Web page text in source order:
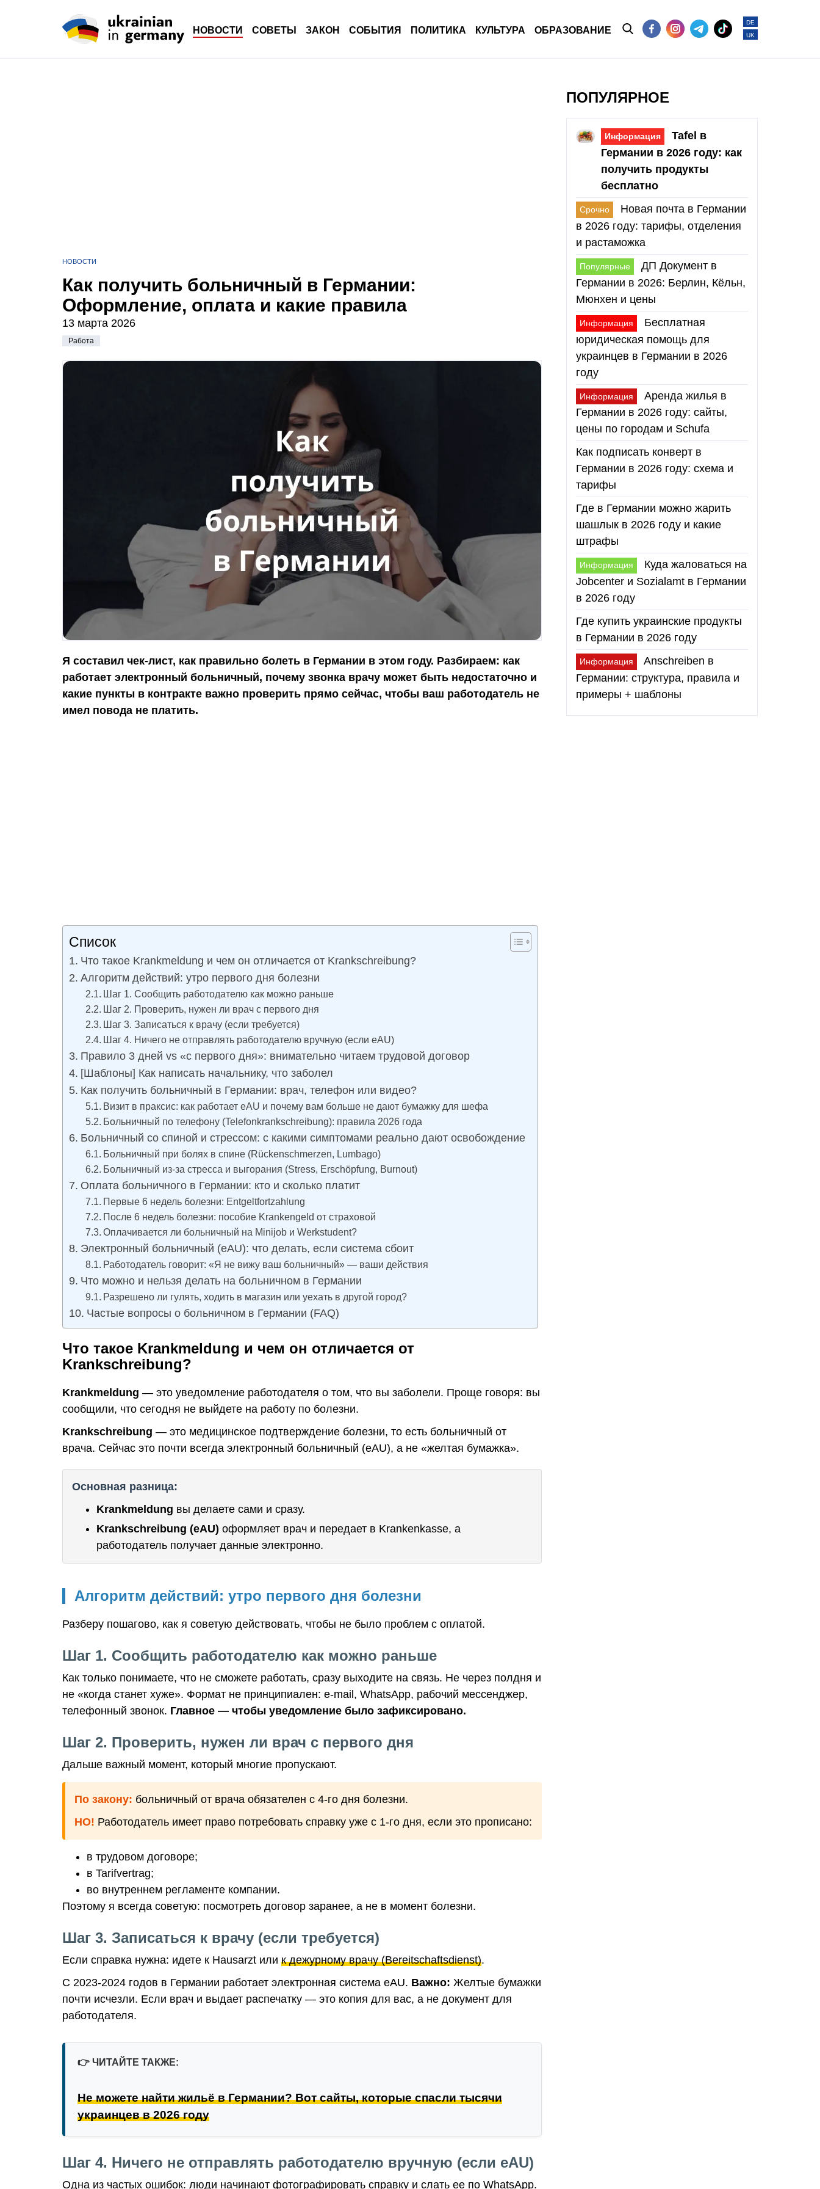
НОВОСТИ СОВЕТЫ ЗАКОН СОБЫТИЯ ПОЛИТИКА КУЛЬТУРА ОБРАЗОВАНИЕ
DE
UK
НОВОСТИ
Как получить больничный в Германии:
Оформление, оплата и какие правила
13 марта 2026
Работа
Я составил чек-лист, как правильно болеть в Германии в этом году. Разбираем: как
работает электронный больничный, почему звонка врачу может быть недостаточно и
какие пункты в контракте важно проверить прямо сейчас, чтобы ваш работодатель не
имел повода не платить.
Список
Что такое Krankmeldung и чем он отличается от Krankschreibung?
Алгоритм действий: утро первого дня болезни
Шаг 1. Сообщить работодателю как можно раньше
Шаг 2. Проверить, нужен ли врач с первого дня
Шаг 3. Записаться к врачу (если требуется)
Шаг 4. Ничего не отправлять работодателю вручную (если eAU)
Правило 3 дней vs «с первого дня»: внимательно читаем трудовой договор
[Шаблоны] Как написать начальнику, что заболел
Как получить больничный в Германии: врач, телефон или видео?
Визит в праксис: как работает eAU и почему вам больше не дают бумажку для шефа
Больничный по телефону (Telefonkrankschreibung): правила 2026 года
Больничный со спиной и стрессом: с какими симптомами реально дают освобождение
Больничный при болях в спине (Rückenschmerzen, Lumbago)
Больничный из-за стресса и выгорания (Stress, Erschöpfung, Burnout)
Оплата больничного в Германии: кто и сколько платит
Первые 6 недель болезни: Entgeltfortzahlung
После 6 недель болезни: пособие Krankengeld от страховой
Оплачивается ли больничный на Minijob и Werkstudent?
Электронный больничный (eAU): что делать, если система сбоит
Работодатель говорит: «Я не вижу ваш больничный» — ваши действия
Что можно и нельзя делать на больничном в Германии
Разрешено ли гулять, ходить в магазин или уехать в другой город?
Частые вопросы о больничном в Германии (FAQ)
Что такое Krankmeldung и чем он отличается от
Krankschreibung?
Krankmeldung — это уведомление работодателя о том, что вы заболели. Проще говоря: вы
сообщили, что сегодня не выйдете на работу по болезни.
Krankschreibung — это медицинское подтверждение болезни, то есть больничный от
врача. Сейчас это почти всегда электронный больничный (eAU), а не «желтая бумажка».
Основная разница:
Krankmeldung вы делаете сами и сразу.
Krankschreibung (eAU) оформляет врач и передает в Krankenkasse, а
работодатель получает данные электронно.
Алгоритм действий: утро первого дня болезни
Разберу пошагово, как я советую действовать, чтобы не было проблем с оплатой.
Шаг 1. Сообщить работодателю как можно раньше
Как только понимаете, что не сможете работать, сразу выходите на связь. Не через полдня и
не «когда станет хуже». Формат не принципиален: e-mail, WhatsApp, рабочий мессенджер,
телефонный звонок. Главное — чтобы уведомление было зафиксировано.
Шаг 2. Проверить, нужен ли врач с первого дня
Дальше важный момент, который многие пропускают.
По закону: больничный от врача обязателен с 4-го дня болезни.
НО! Работодатель имеет право потребовать справку уже с 1-го дня, если это прописано:
в трудовом договоре;
в Tarifvertrag;
во внутреннем регламенте компании.
Поэтому я всегда советую: посмотреть договор заранее, а не в момент болезни.
Шаг 3. Записаться к врачу (если требуется)
Если справка нужна: идете к Hausarzt или к дежурному врачу (Bereitschaftsdienst).
С 2023-2024 годов в Германии работает электронная система eAU. Важно: Желтые бумажки
почти исчезли. Если врач и выдает распечатку — это копия для вас, а не документ для
работодателя.
👉 ЧИТАЙТЕ ТАКЖЕ:
Не можете найти жильё в Германии? Вот сайты, которые спасли тысячи
украинцев в 2026 году
Шаг 4. Ничего не отправлять работодателю вручную (если eAU)
Одна из частых ошибок: люди начинают фотографировать справку и слать ее по WhatsApp.
ПОПУЛЯРНОЕ
Информация
Tafel в
Германии в 2026 году: как
получить продукты
бесплатно
Срочно
Новая почта в Германии
в 2026 году: тарифы, отделения
и растаможка
Популярные
ДП Документ в
Германии в 2026: Берлин, Кёльн,
Мюнхен и цены
Информация
Бесплатная
юридическая помощь для
украинцев в Германии в 2026
году
Информация
Аренда жилья в
Германии в 2026 году: сайты,
цены по городам и Schufa
Как подписать конверт в
Германии в 2026 году: схема и
тарифы
Где в Германии можно жарить
шашлык в 2026 году и какие
штрафы
Информация
Куда жаловаться на
Jobcenter и Sozialamt в Германии
в 2026 году
Где купить украинские продукты
в Германии в 2026 году
Информация
Anschreiben в
Германии: структура, правила и
примеры + шаблоны